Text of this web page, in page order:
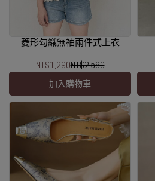
菱形勾織無袖兩件式上衣
NT$1,290NT$2,580
加入購物車